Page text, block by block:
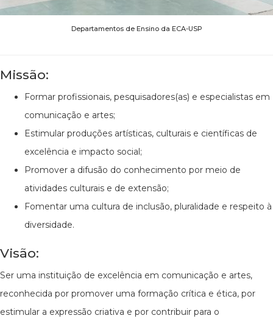
Departamentos de Ensino da ECA-USP
Missão:
Formar profissionais, pesquisadores(as) e especialistas em
comunicação e artes;
Estimular produções artísticas, culturais e científicas de
excelência e impacto social;
Promover a difusão do conhecimento por meio de
atividades culturais e de extensão;
Fomentar uma cultura de inclusão, pluralidade e respeito à
diversidade.
Visão:
Ser uma instituição de excelência em comunicação e artes,
reconhecida por promover uma formação crítica e ética, por
estimular a expressão criativa e por contribuir para o